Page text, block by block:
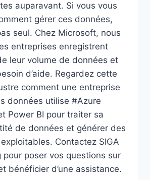
auparavant. Si vous vous
gérer ces données,
seul. Chez Microsoft, nous
entreprises enregistrent
leur volume de données et
d’aide. Regardez cette
comment une entreprise
données utilise #Azure
Power BI pour traiter sa
de données et générer des
Contactez SIGA
pour poser vos questions sur
bénéficier d’une assistance.